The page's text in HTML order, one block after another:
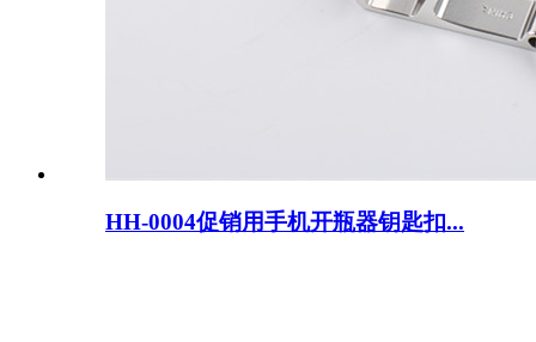
HH-0004促销用手机开瓶器钥匙扣...